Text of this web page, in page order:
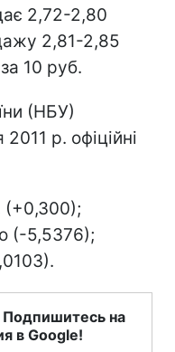
2,72-2,80
2,81-2,85
10 руб.
(НБУ)
р. офіційні
(+0,300);
(-5,5376);
Подпишитесь на
в Google!